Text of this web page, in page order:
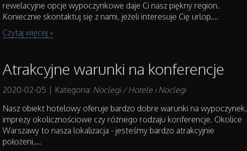
rewelacyjne opcje wypoczynkowe daje Ci nasz piękny region.
Koniecznie skontaktuj się z nami, jeżeli interesuje Cię urlop....
Czytaj więcej »
Atrakcyjne warunki na konferencje
2020-02-05 Kategoria: Noclegi / Hotele i Noclegi
Nasz obiekt hotelowy oferuje bardzo dobre warunki na wypoczynek,
imprezy okolicznościowe czy różnego rodzaju konferencje. Okolice
Warszawy to nasza lokalizacja - jesteśmy bardzo atrakcyjnie
położeni,...